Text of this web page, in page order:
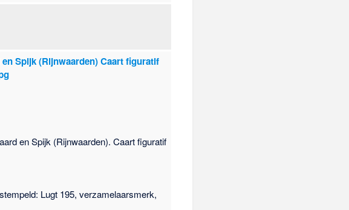
Spijk (Rijnwaarden) Caart figuratif
en Spijk (Rijnwaarden). Caart figuratif
Lugt 195, verzamelaarsmerk,